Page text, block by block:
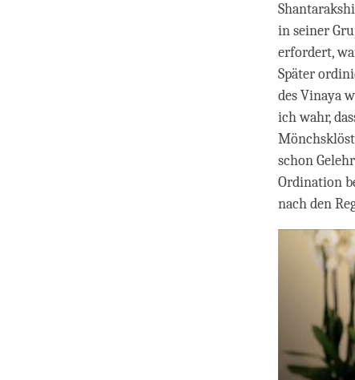
in seiner
erfordert,
Später
des Vinaya
ich wahr,
schon
Ordination
nach den